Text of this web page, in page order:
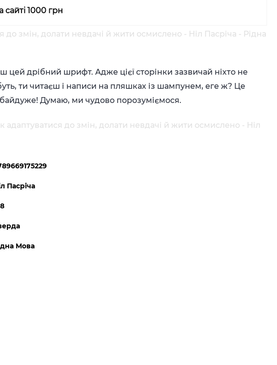
1000 грн
до змін, долати невдачі й жити осмислено - Ніл Пасріча - Рідна
цей дрібний шрифт. Адже цієї сторінки зазвичай ніхто не
ти читаєш і написи на пляшках із шампунем, еге ж? Це
Думаю, ми чудово порозуміємося.
адаптуватися до змін, долати невдачі й жити осмислено - Ніл
Пасріча
Мова